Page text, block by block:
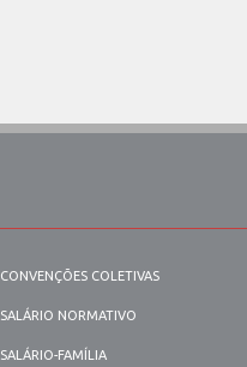
CONVENÇÕES COLETIVAS
SALÁRIO NORMATIVO
SALÁRIO-FAMÍLIA